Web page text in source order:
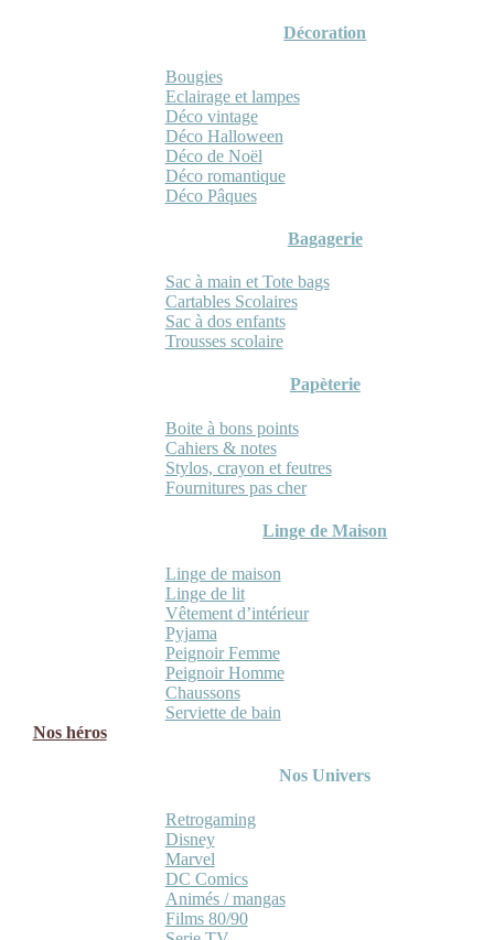
Décoration
Bougies
Eclairage et lampes
Déco vintage
Déco Halloween
Déco de Noël
Déco romantique
Déco Pâques
Bagagerie
Sac à main et Tote bags
Cartables Scolaires
Sac à dos enfants
Trousses scolaire
Papèterie
Boite à bons points
Cahiers & notes
Stylos, crayon et feutres
Fournitures pas cher
Linge de Maison
Linge de maison
Linge de lit
Vêtement d’intérieur
Pyjama
Peignoir Femme
Peignoir Homme
Chaussons
Serviette de bain
Nos héros
Nos Univers
Retrogaming
Disney
Marvel
DC Comics
Animés / mangas
Films 80/90